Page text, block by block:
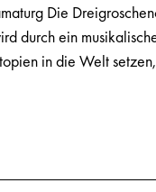
Die
durch ein
in die Welt